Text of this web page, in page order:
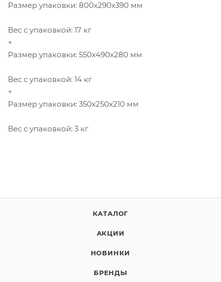
Размер упаковки: 800x290x390 мм
Вес с упаковкой: 17 кг
+
Размер упаковки: 550x490x280 мм
Вес с упаковкой: 14 кг
+
Размер упаковки: 350x250x210 мм
Вес с упаковкой: 3 кг
КАТАЛОГ
АКЦИИ
НОВИНКИ
БРЕНДЫ